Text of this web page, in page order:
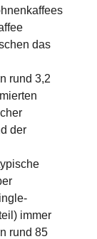
das
rund 3,2
der
immer
rund 85